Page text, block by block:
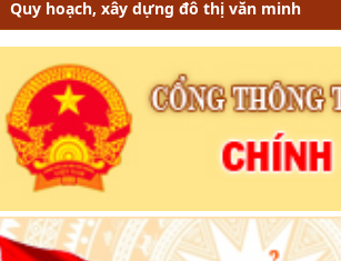
Quy hoạch, xây dựng đô thị văn minh